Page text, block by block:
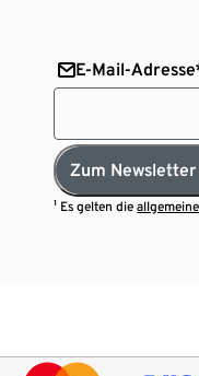
E-Mail-
Zum
¹ Es gelten die